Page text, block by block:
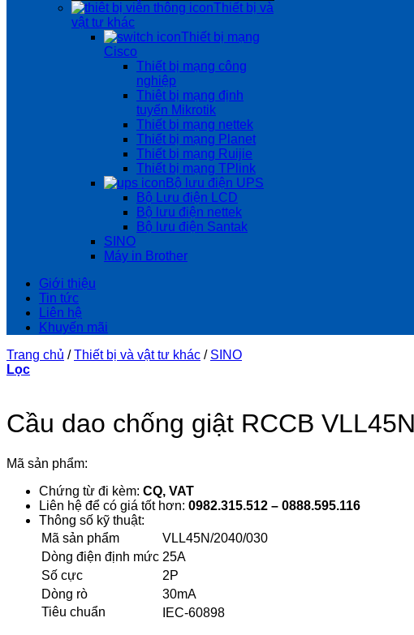
Thiết bị và
vật tư khác
Thiết bị mạng
Cisco
Thiết bị mạng công
nghiệp
Thiêt bị mạng định
tuyến Mikrotik
Thiết bị mạng nettek
Thiết bị mạng Planet
Thiết bị mạng Ruijie
Thiết bị mạng TPlink
Bộ lưu điện UPS
Bộ Lưu điện LCD
Bộ lưu điện nettek
Bộ lưu điện Santak
SINO
Máy in Brother
Giới thiệu
Tin tức
Liên hệ
Khuyến mãi
Trang chủ / Thiết bị và vật tư khác / SINO
Lọc
Cầu dao chống giật RCCB
Mã sản phẩm:
Chứng từ đi kèm: CQ, VAT
Liên hệ để có giá tốt hơn: 0982.315.512 – 0888.595.116
Thông số kỹ thuật:
Mã sản phẩm
VLL45N/2040/030
Dòng điện định mức 25A
Số cực
2P
Dòng rò
30mA
Tiêu chuẩn
IEC-60898